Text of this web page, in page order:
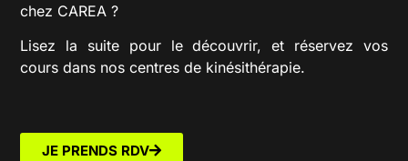
chez CAREA ?
Lisez la suite pour le découvrir, et réservez vos
cours dans nos centres de kinésithérapie.
JE PRENDS RDV